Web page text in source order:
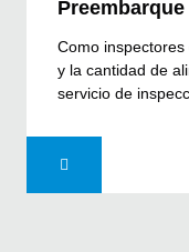
Preembarque
Como
y la cantidad de
servicio de